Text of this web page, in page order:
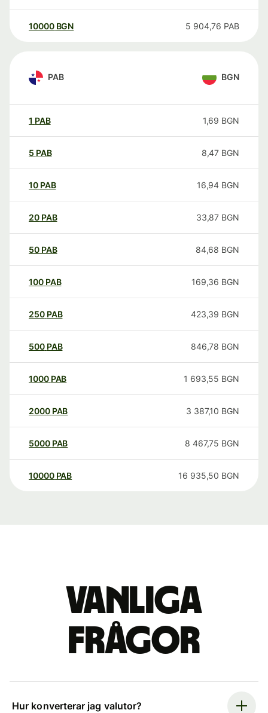
10000 BGN 5 904,76 PAB
PAB BGN
1 PAB 1,69 BGN
5 PAB 8,47 BGN
10 PAB 16,94 BGN
20 PAB 33,87 BGN
50 PAB 84,68 BGN
100 PAB 169,36 BGN
250 PAB 423,39 BGN
500 PAB 846,78 BGN
1000 PAB 1 693,55 BGN
2000 PAB 3 387,10 BGN
5000 PAB 8 467,75 BGN
10000 PAB 16 935,50 BGN
Vanliga
frågor
Hur konverterar jag valutor?